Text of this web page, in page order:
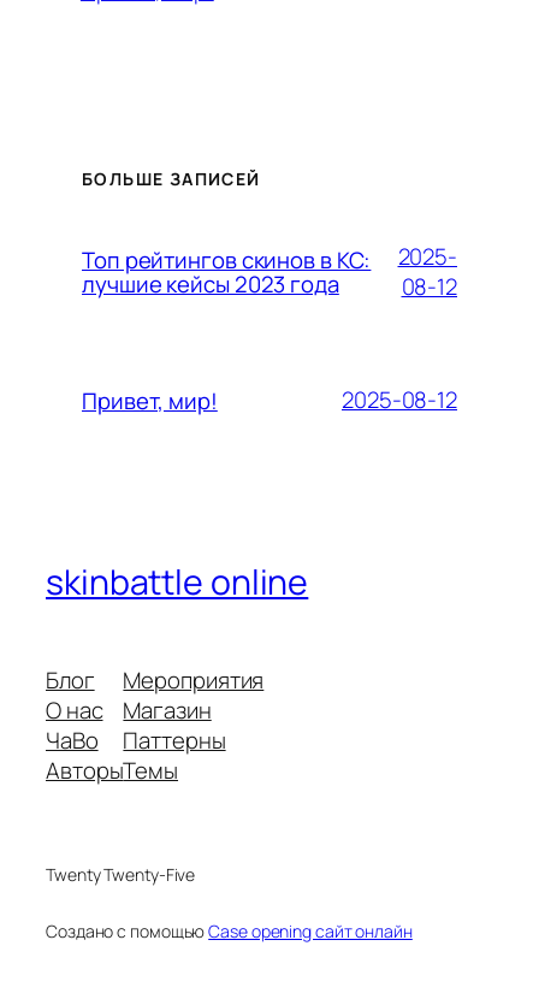
БОЛЬШЕ ЗАПИСЕЙ
Топ рейтингов скинов в КС:
лучшие кейсы 2023 года
2025-
08-12
Привет, мир! 2025-08-12
skinbattle online
Блог
О нас
ЧаВо
Авторы
Мероприятия
Магазин
Паттерны
Темы
Twenty Twenty-Five
Создано с помощьюCase opening сайт онлайн